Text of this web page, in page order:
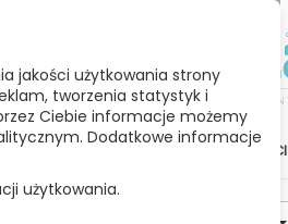
KLIENTA ARCHITEKCI
jakości użytkowania strony
tworzenia statystyk i
Ciebie informacje możemy
Dodatkowe informacje
użytkowania.